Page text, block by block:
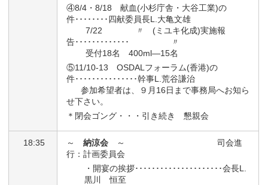
④8/4・8/18 献血(小杉庁舎・大谷工業)の
件････････四献委員長L.大亀文雄
7/22 〃 (ミユキ化成)実施報
告･････････････ 〃
受付18名 400ml―15名
⑤11/10-13 OSDALフォーラム(香港)の
件･･･････････････幹事L.荒谷謙治
参加希望者は、９月16日まで事務局へお知ら
せ下さい。
＊閉会ゴング・・・引き続き 懇親会
18:35 ～納涼会 ～ 司会進
行：計画委員会
・開宴の挨拶･････････････････････会長L.
黒川 恒至